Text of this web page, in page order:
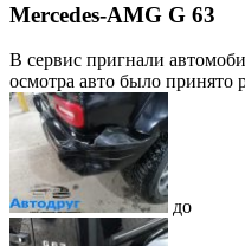
Mercedes-AMG G 63
В сервис пригнали
осмотра авто было принято
до